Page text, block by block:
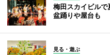
梅田スカイビル
盆踊りや屋台も
見る・遊ぶ